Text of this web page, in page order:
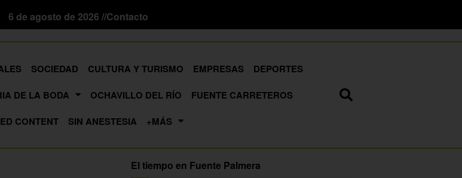
6 de agosto de 2026 //Contacto
SOCIEDAD CULTURA Y TURISMO EMPRESAS
DEPORTES
DE LA BODA OCHAVILLO DEL RÍO
FUENTE CARRETEROS
CONTENT
SIN ANESTESIA +MÁS
El tiempo en Fuente Palmera